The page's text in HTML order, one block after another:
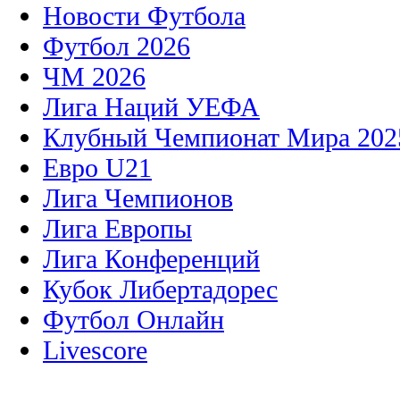
Новости Футбола
Футбол 2026
ЧМ 2026
Лига Наций УЕФА
Клубный Чемпионат Мира
Евро U21
Лига Чемпионов
Лига Европы
Лига Конференций
Кубок Либертадорес
Футбол Онлайн
Livescore